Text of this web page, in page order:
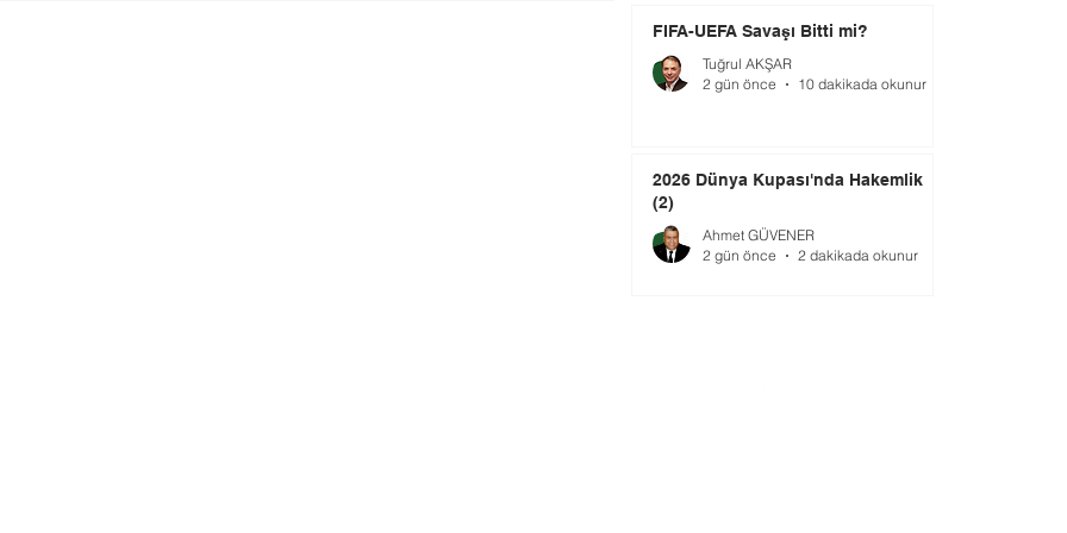
FIFA-UEFA Savaşı Bitti mi?
Tuğrul AKŞAR
2 gün önce
10 dakikada okunur
2026 Dünya Kupası'nda Hakemlik
(2)
Ahmet GÜVENER
2 gün önce
2 dakikada okunur